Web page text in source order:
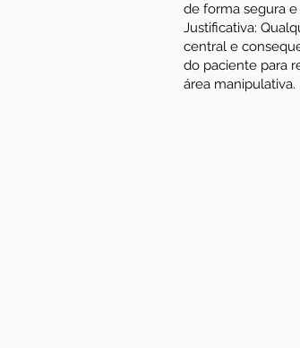
de forma segura
Justificativa:
central e
do paciente para
área manipulativa.